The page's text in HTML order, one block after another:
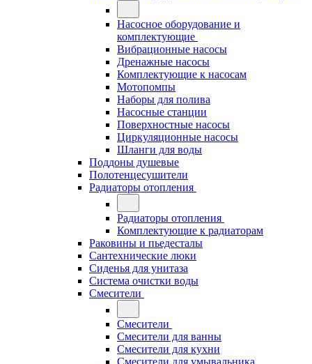
Насосное оборудование и
комплектующие
Вибрационные насосы
Дренажные насосы
Комплектующие к насосам
Мотопомпы
Наборы для полива
Насосные станции
Поверхностные насосы
Циркуляционные насосы
Шланги для воды
Поддоны душевые
Полотенцесушители
Радиаторы отопления
Радиаторы отопления
Комплектующие к радиаторам
Раковины и пьедесталы
Сантехнические люки
Сиденья для унитаза
Система очистки воды
Смесители
Смесители
Смесители для ванны
Смесители для кухни
Смесители для умывальника